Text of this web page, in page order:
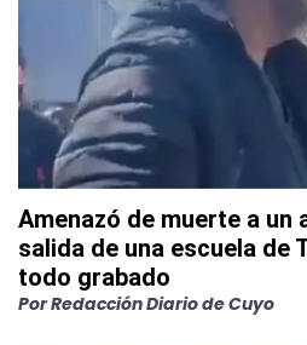
Amenazó de muerte a un
salida de una escuela de
todo grabado
PorRedacción Diario de Cuyo